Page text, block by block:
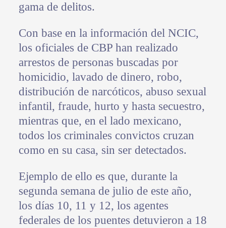
gama de delitos.
Con base en la información del NCIC,
los oficiales de CBP han realizado
arrestos de personas buscadas por
homicidio, lavado de dinero, robo,
distribución de narcóticos, abuso sexual
infantil, fraude, hurto y hasta secuestro,
mientras que, en el lado mexicano,
todos los criminales convictos cruzan
como en su casa, sin ser detectados.
Ejemplo de ello es que, durante la
segunda semana de julio de este año,
los días 10, 11 y 12, los agentes
federales de los puentes detuvieron a 18